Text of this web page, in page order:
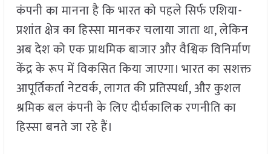
कंपनी का मानना है कि भारत को पहले सिर्फ एशिया-
प्रशांत क्षेत्र का हिस्सा मानकर चलाया जाता था, लेकिन
अब देश को एक प्राथमिक बाजार और वैश्विक विनिर्माण
केंद्र के रूप में विकसित किया जाएगा। भारत का सशक्त
आपूर्तिकर्ता नेटवर्क, लागत की प्रतिस्पर्धा, और कुशल
श्रमिक बल कंपनी के लिए दीर्घकालिक रणनीति का
हिस्सा बनते जा रहे हैं।